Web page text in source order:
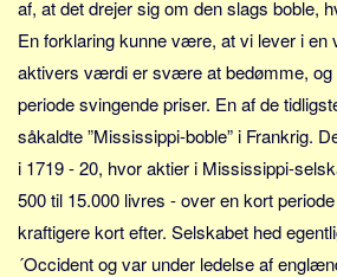
af, at det drejer sig om den slags boble,
En forklaring kunne være, at vi lever i en
aktivers værdi er svære at bedømme, og
periode svingende priser. En af de
såkaldte ”Mississippi-boble” i Frankrig.
i 1719 - 20, hvor aktier i Mississippi-
500 til 15.000 livres - over en kort
kraftigere kort efter. Selskabet hed
´Occident og var under ledelse af